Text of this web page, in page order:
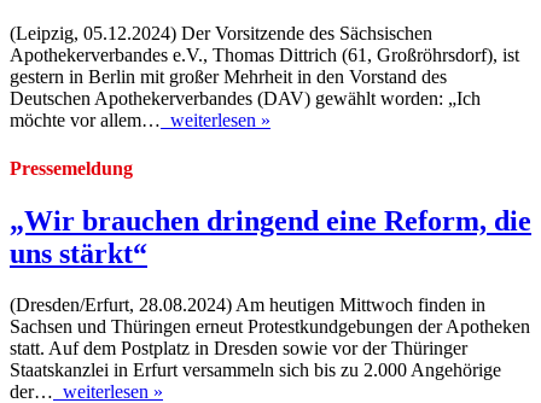
(Leipzig, 05.12.2024) Der Vorsitzende des Sächsischen
Apothekerverbandes e.V., Thomas Dittrich (61, Großröhrsdorf), ist
gestern in Berlin mit großer Mehrheit in den Vorstand des
Deutschen Apothekerverbandes (DAV) gewählt worden: „Ich
möchte vor allem… weiterlesen »
Pressemeldung
„Wir brauchen dringend eine Reform, die
uns stärkt“
(Dresden/Erfurt, 28.08.2024) Am heutigen Mittwoch finden in
Sachsen und Thüringen erneut Protestkundgebungen der Apotheken
statt. Auf dem Postplatz in Dresden sowie vor der Thüringer
Staatskanzlei in Erfurt versammeln sich bis zu 2.000 Angehörige
der… weiterlesen »